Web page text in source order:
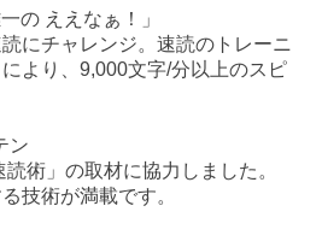
の ええなぁ！」
にチャレンジ。速読のトレーニ
より、9,000文字/分以上のスピ
ン
読術」の取材に協力しました。
技術が満載です。